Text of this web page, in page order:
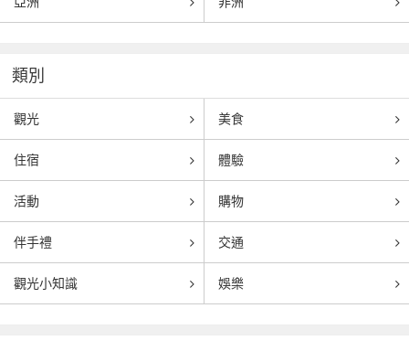
類別
觀光 美食
住宿 體驗
活動 購物
伴手禮 交通
觀光小知識 娛樂